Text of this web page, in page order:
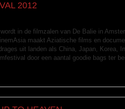
2012
in de filmzalen van De Balie in
maakt Aziatische films en
uit landen als China, Japan, Korea,
door een aantal goodie bags ter